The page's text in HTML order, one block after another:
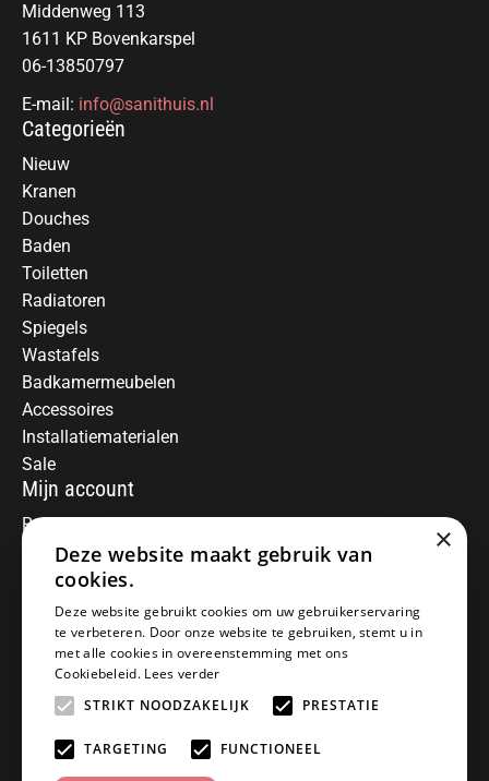
Middenweg 113
1611 KP Bovenkarspel
06-13850797
E-mail: info@sanithuis.nl
Categorieën
Nieuw
Kranen
Douches
Baden
Toiletten
Radiatoren
Spiegels
Wastafels
Badkamermeubelen
Accessoires
Installatiematerialen
Sale
Mijn account
Registreren
Mijn bestellingen
Informatie
Over ons
Algemene voorwaarden
Disclaimer
Privacy Policy
Betaalmethoden
Retourneren
Klantenservice
×
Deze website maakt gebruik van
cookies.
Deze website gebruikt cookies om uw gebruikerservaring
te verbeteren. Door onze website te gebruiken, stemt u in
met alle cookies in overeenstemming met ons
Cookiebeleid. Lees verder
STRIKT NOODZAKELIJK
PRESTATIE
TARGETING FUNCTIONEEL